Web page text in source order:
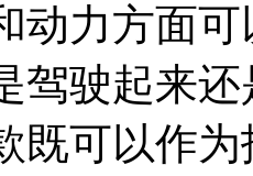
动力方面
驾驶起来
既可以作